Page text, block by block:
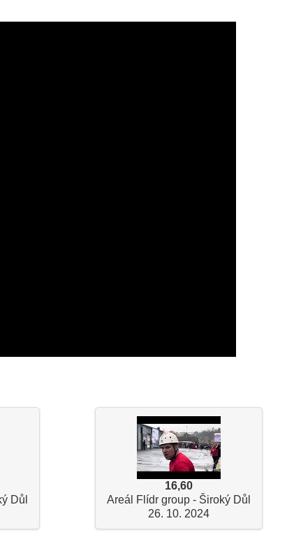
Důl
16,60
Areál Flídr group - Široký Důl
26. 10. 2024